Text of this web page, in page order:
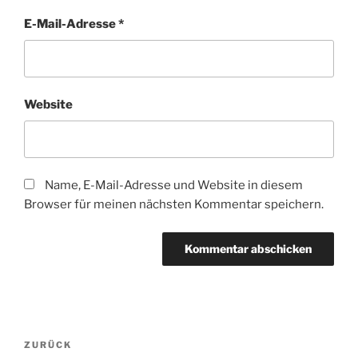
E-Mail-Adresse*
Website
Name, E-Mail-Adresse und Website in diesem
Browser für meinen nächsten Kommentar speichern.
Beitragsnavigation
Vorheriger
ZURÜCK